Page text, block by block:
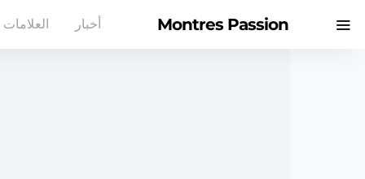
Montres Passion أخبار العلامات